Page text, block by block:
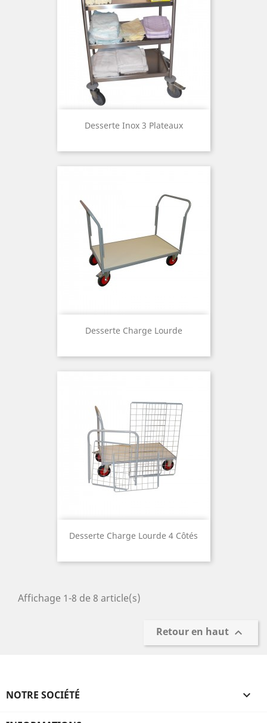
Desserte Inox 3 Plateaux
Desserte Charge Lourde
Desserte Charge Lourde 4 Côtés
Affichage 1-8 de 8 article(s)
Retour en haut 
NOTRE SOCIÉTÉ 